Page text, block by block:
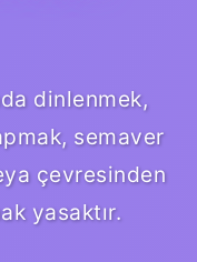
dinlenmek,
semaver
çevresinden
yasaktır.